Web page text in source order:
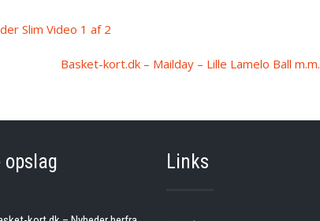
Slim Video 1 af 2
Basket-kort.dk – Mailday – Lille Lamelo Ball m.m.
opslag Links